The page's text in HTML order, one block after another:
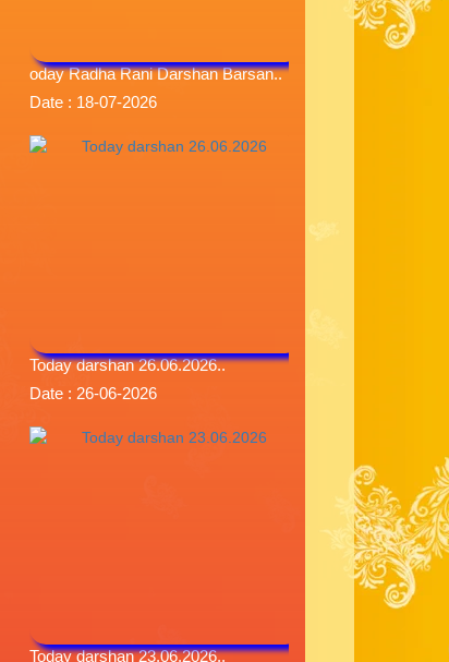
oday Radha Rani Darshan Barsan..
Date : 18-07-2026
Today darshan 26.06.2026..
Date : 26-06-2026
Today darshan 23.06.2026..